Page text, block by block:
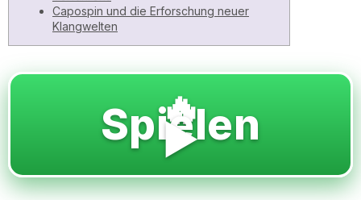
Capospin und die Erforschung neuer
Klangwelten
🔥
Spielen
▶️